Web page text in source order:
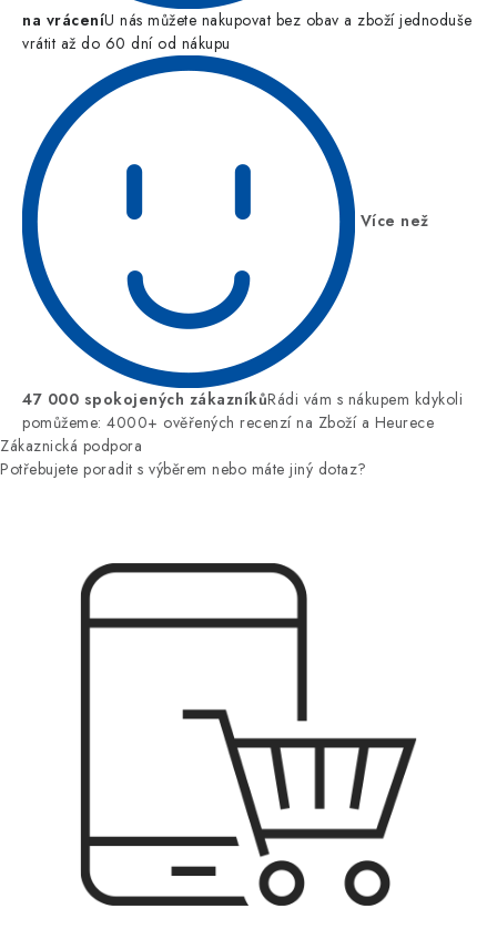
na vráceníU nás můžete nakupovat bez obav a zboží jednoduše
vrátit až do 60 dní od nákupu
Více než
47 000 spokojených zákazníkůRádi vám s nákupem kdykoli
pomůžeme: 4000+ ověřených recenzí na Zboží a Heurece
Zákaznická podpora
Potřebujete poradit s výběrem nebo máte jiný dotaz?